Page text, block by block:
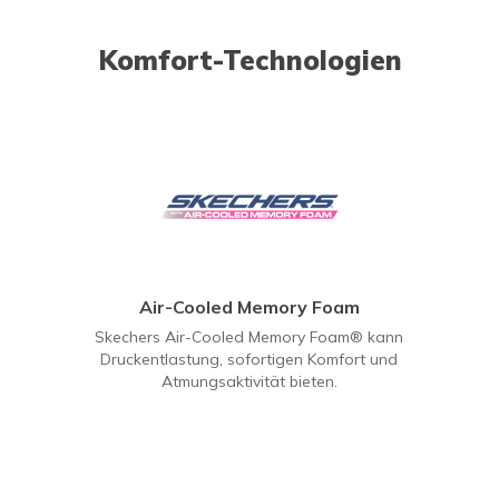
Komfort-Technologien
Air-Cooled Memory Foam
Skechers Air-Cooled Memory Foam® kann
Druckentlastung, sofortigen Komfort und
Atmungsaktivität bieten.